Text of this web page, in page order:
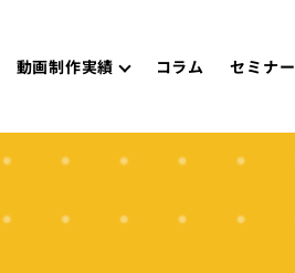
動画制作実績 コラム セミナー